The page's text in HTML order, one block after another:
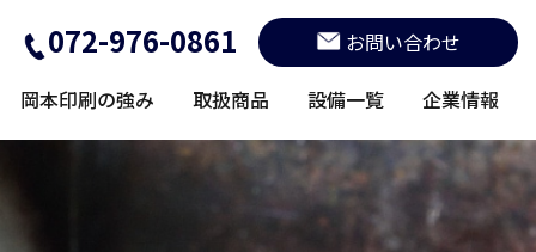
岡本印刷の強み 取扱商品 設備一覧 企業情報
072-976-0861 お問い合わせ